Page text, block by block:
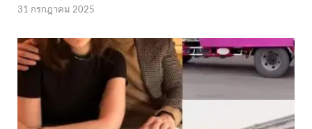
31 กรกฎาคม 2025